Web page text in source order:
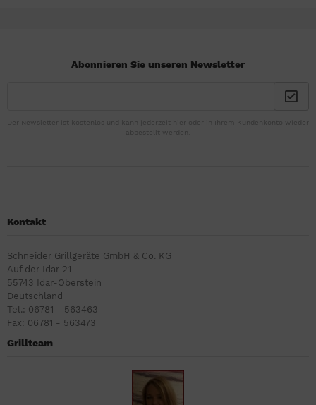
Abonnieren Sie unseren Newsletter
Der Newsletter ist kostenlos und kann jederzeit hier oder in Ihrem Kundenkonto wieder
abbestellt werden.
Kontakt
Schneider Grillgeräte GmbH & Co. KG
Auf der Idar 21
55743 Idar-Oberstein
Deutschland
Tel.: 06781 - 563463
Fax: 06781 - 563473
Grillteam